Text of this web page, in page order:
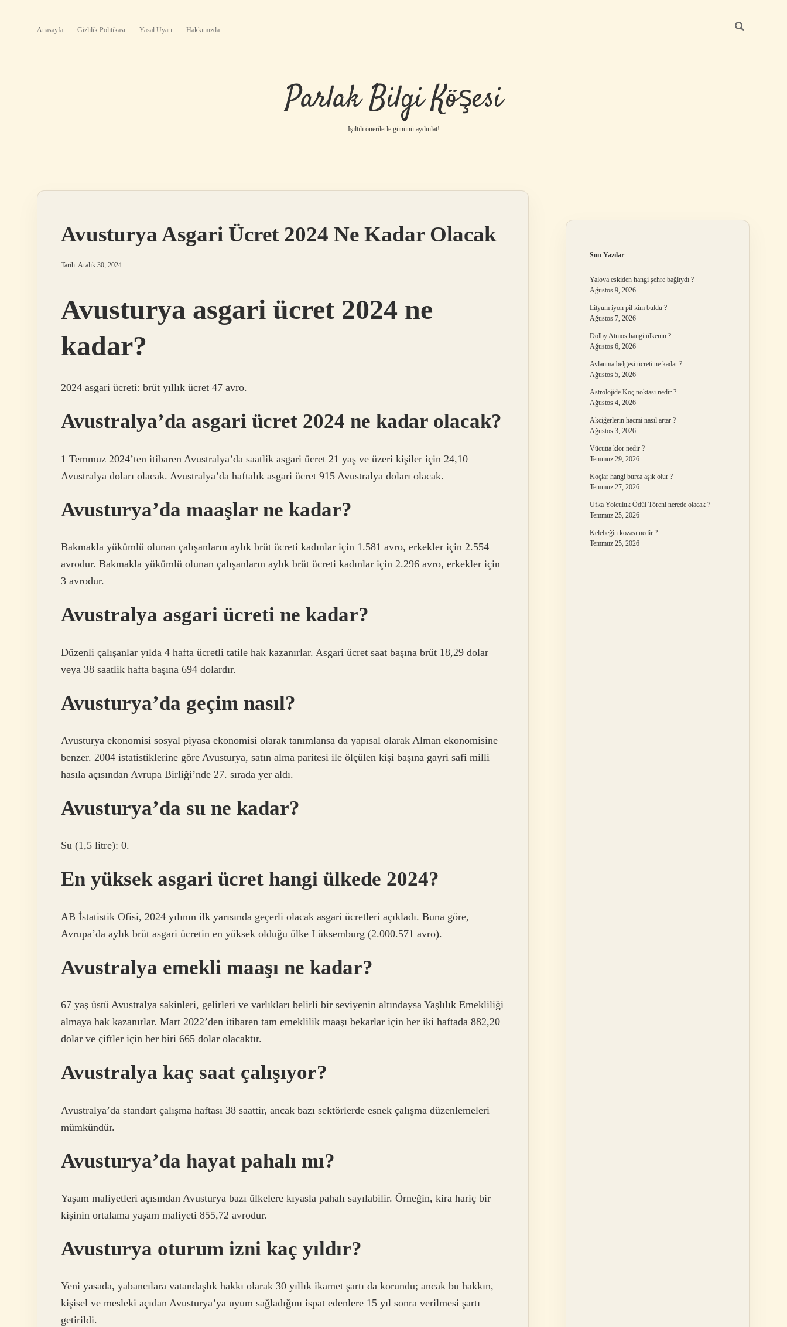
Anasayfa Gizlilik Politikası Yasal Uyarı Hakkımızda
Parlak Bilgi Köşesi
Işıltılı önerilerle gününü aydınlat!
Avusturya Asgari Ücret 2024 Ne Kadar Olacak
Tarih: Aralık 30, 2024
Avusturya asgari ücret 2024 ne
kadar?
2024 asgari ücreti: brüt yıllık ücret 47 avro.
Avustralya’da asgari ücret 2024 ne kadar olacak?
1 Temmuz 2024’ten itibaren Avustralya’da saatlik asgari ücret 21 yaş ve üzeri kişiler için 24,10
Avustralya doları olacak. Avustralya’da haftalık asgari ücret 915 Avustralya doları olacak.
Avusturya’da maaşlar ne kadar?
Bakmakla yükümlü olunan çalışanların aylık brüt ücreti kadınlar için 1.581 avro, erkekler için 2.554
avrodur. Bakmakla yükümlü olunan çalışanların aylık brüt ücreti kadınlar için 2.296 avro, erkekler için
3 avrodur.
Avustralya asgari ücreti ne kadar?
Düzenli çalışanlar yılda 4 hafta ücretli tatile hak kazanırlar. Asgari ücret saat başına brüt 18,29 dolar
veya 38 saatlik hafta başına 694 dolardır.
Avusturya’da geçim nasıl?
Avusturya ekonomisi sosyal piyasa ekonomisi olarak tanımlansa da yapısal olarak Alman ekonomisine
benzer. 2004 istatistiklerine göre Avusturya, satın alma paritesi ile ölçülen kişi başına gayri safi milli
hasıla açısından Avrupa Birliği’nde 27. sırada yer aldı.
Avusturya’da su ne kadar?
Su (1,5 litre): 0.
En yüksek asgari ücret hangi ülkede 2024?
AB İstatistik Ofisi, 2024 yılının ilk yarısında geçerli olacak asgari ücretleri açıkladı. Buna göre,
Avrupa’da aylık brüt asgari ücretin en yüksek olduğu ülke Lüksemburg (2.000.571 avro).
Avustralya emekli maaşı ne kadar?
67 yaş üstü Avustralya sakinleri, gelirleri ve varlıkları belirli bir seviyenin altındaysa Yaşlılık Emekliliği
almaya hak kazanırlar. Mart 2022’den itibaren tam emeklilik maaşı bekarlar için her iki haftada 882,20
dolar ve çiftler için her biri 665 dolar olacaktır.
Avustralya kaç saat çalışıyor?
Avustralya’da standart çalışma haftası 38 saattir, ancak bazı sektörlerde esnek çalışma düzenlemeleri
mümkündür.
Avusturya’da hayat pahalı mı?
Yaşam maliyetleri açısından Avusturya bazı ülkelere kıyasla pahalı sayılabilir. Örneğin, kira hariç bir
kişinin ortalama yaşam maliyeti 855,72 avrodur.
Avusturya oturum izni kaç yıldır?
Yeni yasada, yabancılara vatandaşlık hakkı olarak 30 yıllık ikamet şartı da korundu; ancak bu hakkın,
kişisel ve mesleki açıdan Avusturya’ya uyum sağladığını ispat edenlere 15 yıl sonra verilmesi şartı
getirildi.
Son Yazılar
Yalova eskiden hangi şehre bağlıydı ?
Ağustos 9, 2026
Lityum iyon pil kim buldu ?
Ağustos 7, 2026
Dolby Atmos hangi ülkenin ?
Ağustos 6, 2026
Avlanma belgesi ücreti ne kadar ?
Ağustos 5, 2026
Astrolojide Koç noktası nedir ?
Ağustos 4, 2026
Akciğerlerin hacmi nasıl artar ?
Ağustos 3, 2026
Vücutta klor nedir ?
Temmuz 29, 2026
Koçlar hangi burca aşık olur ?
Temmuz 27, 2026
Ufka Yolculuk Ödül Töreni nerede olacak ?
Temmuz 25, 2026
Kelebeğin kozası nedir ?
Temmuz 25, 2026